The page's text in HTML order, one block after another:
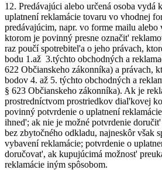
12. Predávajúci alebo určená osoba vydá
uplatnení reklamácie tovaru vo vhodnej
predávajúcim, napr. vo forme mailu alebo
ktorom je povinný presne označit'
raz poučí spotrebitel'a o jeho právach,
bodu 1.až 3.týchto obchodných a
622 Občianskeho zákonníka) a právach,
bodov 4. až 5. týchto obchodných a
§ 623 Občianskeho zákonníka). Ak je
prostredníctvom prostriedkov dial'kovej
povinný potvrdenie o uplatnení
ihned'; ak nie je možné potvrdenie
bez zbytočného odkladu, najneskôr však
vybavení reklamácie; potvrdenie o
doručovat', ak kupujúcimá možnost'
reklamácie iným spôsobom.